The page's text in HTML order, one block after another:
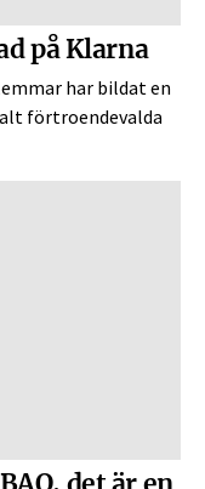
på Klarna
har bildat en
förtroendevalda